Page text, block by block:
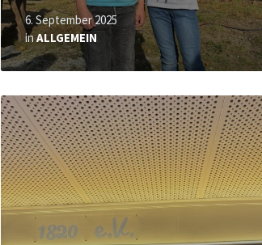
6. September 2025
inALLGEMEIN
Mehr
erfahren